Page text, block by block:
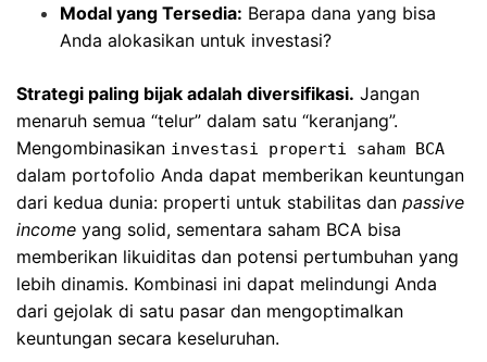
Modal yang Tersedia: Berapa dana yang bisa
Anda alokasikan untuk investasi?
Strategi paling bijak adalah diversifikasi. Jangan
menaruh semua “telur” dalam satu “keranjang”.
Mengombinasikan investasi properti saham BCA
dalam portofolio Anda dapat memberikan keuntungan
dari kedua dunia: properti untuk stabilitas dan passive
income yang solid, sementara saham BCA bisa
memberikan likuiditas dan potensi pertumbuhan yang
lebih dinamis. Kombinasi ini dapat melindungi Anda
dari gejolak di satu pasar dan mengoptimalkan
keuntungan secara keseluruhan.